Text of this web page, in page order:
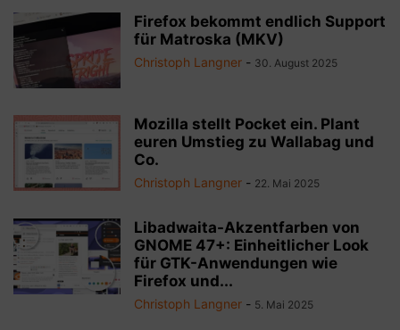
Firefox bekommt endlich Support
für Matroska (MKV)
Christoph Langner - 30. August 2025
Mozilla stellt Pocket ein. Plant
euren Umstieg zu Wallabag und
Co.
Christoph Langner - 22. Mai 2025
Libadwaita-Akzentfarben von
GNOME 47+: Einheitlicher Look
für GTK-Anwendungen wie
Firefox und...
Christoph Langner - 5. Mai 2025